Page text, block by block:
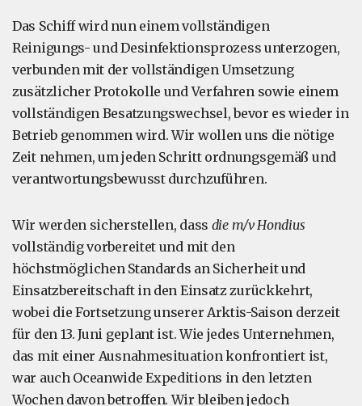
Das Schiff wird nun einem vollständigen
Reinigungs- und Desinfektionsprozess unterzogen,
verbunden mit der vollständigen Umsetzung
zusätzlicher Protokolle und Verfahren sowie einem
vollständigen Besatzungswechsel, bevor es wieder in
Betrieb genommen wird. Wir wollen uns die nötige
Zeit nehmen, um jeden Schritt ordnungsgemäß und
verantwortungsbewusst durchzuführen.
Wir werden sicherstellen, dass die m/v Hondius
vollständig vorbereitet und mit den
höchstmöglichen Standards an Sicherheit und
Einsatzbereitschaft in den Einsatz zurückkehrt,
wobei die Fortsetzung unserer Arktis-Saison derzeit
für den 13. Juni geplant ist. Wie jedes Unternehmen,
das mit einer Ausnahmesituation konfrontiert ist,
war auch Oceanwide Expeditions in den letzten
Wochen davon betroffen. Wir bleiben jedoch